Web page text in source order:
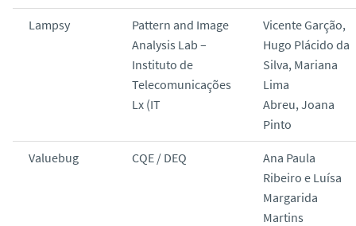
Lampsy
Pattern and Image
Analysis Lab –
Instituto de
Telecomunicações
Lx (IT
Vicente Garção,
Hugo Plácido da
Silva, Mariana
Lima
Abreu, Joana
Pinto
Valuebug CQE / DEQ
Ana Paula
Ribeiro e Luísa
Margarida
Martins